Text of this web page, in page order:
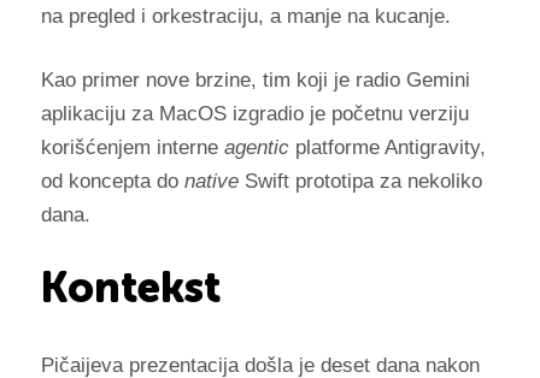
na pregled i orkestraciju, a manje na kucanje.
Kao primer nove brzine, tim koji je radio Gemini
aplikaciju za MacOS izgradio je početnu verziju
korišćenjem interne agenticplatforme Antigravity,
od koncepta do nativeSwift prototipa za nekoliko
dana.
Kontekst
Pičaijeva prezentacija došla je deset dana nakon